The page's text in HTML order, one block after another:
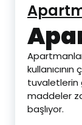
tuvaletlerin
maddeler
başlıyor.